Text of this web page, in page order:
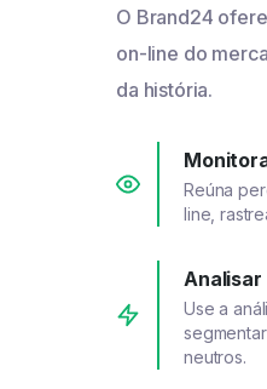
O Brand24
on-line do
da história.
Reúna
line,
Use a
neutros.